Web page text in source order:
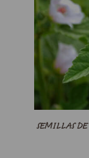
SEMILLAS